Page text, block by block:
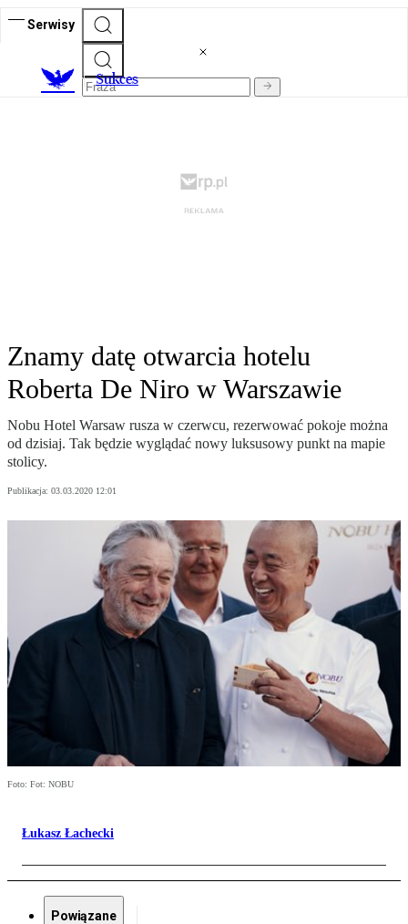
Serwisy
Sukces
Znamy datę otwarcia hotelu
Roberta De Niro w Warszawie
Nobu Hotel Warsaw rusza w czerwcu, rezerwować pokoje można
od dzisiaj. Tak będzie wyglądać nowy luksusowy punkt na mapie
stolicy.
Publikacja: 03.03.2020 12:01
Foto: Fot: NOBU
Łukasz Łachecki
Powiązane